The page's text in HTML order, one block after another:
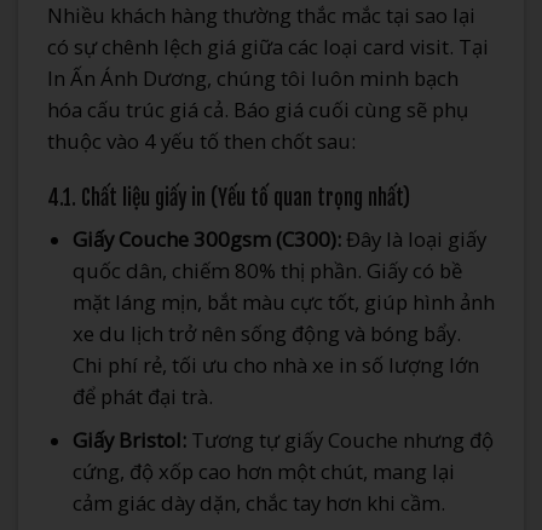
Nhiều khách hàng thường thắc mắc tại sao lại
có sự chênh lệch giá giữa các loại card visit. Tại
In Ấn Ánh Dương, chúng tôi luôn minh bạch
hóa cấu trúc giá cả. Báo giá cuối cùng sẽ phụ
thuộc vào 4 yếu tố then chốt sau:
4.1. Chất liệu giấy in (Yếu tố quan trọng nhất)
Giấy Couche 300gsm (C300):Đây là loại giấy
quốc dân, chiếm 80% thị phần. Giấy có bề
mặt láng mịn, bắt màu cực tốt, giúp hình ảnh
xe du lịch trở nên sống động và bóng bẩy.
Chi phí rẻ, tối ưu cho nhà xe in số lượng lớn
để phát đại trà.
Giấy Bristol:Tương tự giấy Couche nhưng độ
cứng, độ xốp cao hơn một chút, mang lại
cảm giác dày dặn, chắc tay hơn khi cầm.